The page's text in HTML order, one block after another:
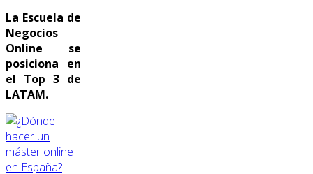
La Escuela de
Negocios
Online se
posiciona en
el Top 3 de
LATAM.